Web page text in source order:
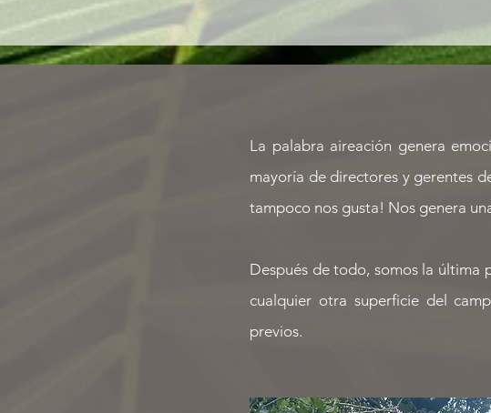
La palabra aireación genera
mayoría de directores y gerentes
tampoco nos gusta! Nos genera
Después de todo, somos la última
cualquier otra superficie del
previos.